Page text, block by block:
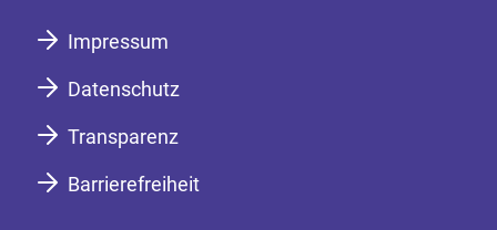
Impressum
Datenschutz
Transparenz
Barrierefreiheit